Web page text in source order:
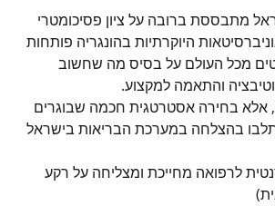
מתבססת ברובה על ציון פסיכומטרי
היוקרתיות בהונגריה פותחות
מכל העולם על בסיס מה שחשוב
והתאמה למקצוע.
אלא בחירה אסטרטגית חכמה שבוגרים
בהצלחה במערכת הבריאות בישראל
לרפואה מחייכת ומצליחה על רקע